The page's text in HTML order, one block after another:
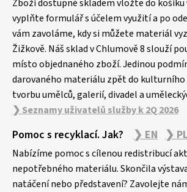
Zboží dostupné skladem vložte do košíku
vyplňte formulář s účelem využití a po
vám zavoláme, kdy si můžete materiál
Žižkově. Náš sklad v Chlumově 8 slouží
místo objednaného zboží. Jedinou
darovaného materiálu zpět do kulturního
tvorbu umělců, galerií, divadel a
❯ Seznamy uživatelů služby k 2Q 2026
Pomoc s recyklací. Jak? ❯ EN ❯
Nabízíme pomoc s cílenou redistribucí
nepotřebného materiálu. Skončila
natáčení nebo představení? Zavolejte